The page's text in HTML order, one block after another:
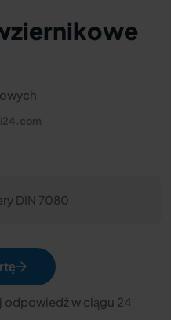
DIN 7080
odpowiedź w ciągu 24